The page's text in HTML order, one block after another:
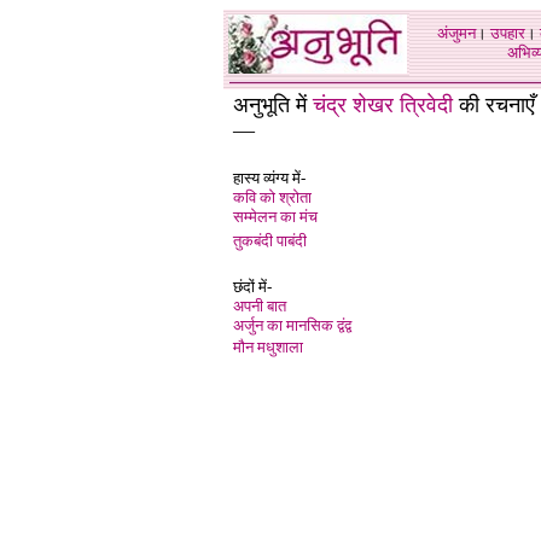
अंजुमन।उपहार।
अनुभूति मेंचंद्र शेखर त्रिवेदीकी रचनाएँ
—
हास्य व्यंग्य में-
कवि को श्रोता
सम्मेलन का मंच
तुकबंदी पाबंदी
छंदों में-
अपनी बात
अर्जुन का मानसिक द्वंद्व
मौन मधुशाला